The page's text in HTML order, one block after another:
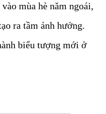
mùa hè năm ngoái,
ra tầm ảnh hưởng.
biểu tượng mới ở